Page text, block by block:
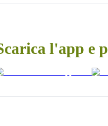
l'app e